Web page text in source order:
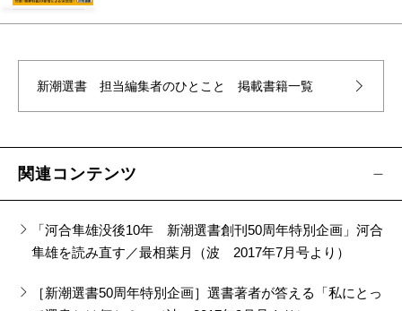
新潮選書 担当編集者のひとこと 掲載書籍一覧
関連コンテンツ
「河合隼雄没後10年 新潮選書創刊50周年特別企画」河合
隼雄を読み直す／最相葉月（波 2017年7月号より）
［新潮選書50周年特別企画］選書著者が答える「私にとっ